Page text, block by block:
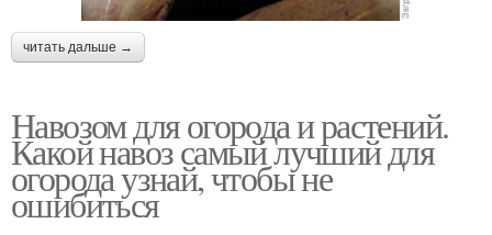
читать дальше →
Навозом для огорода и растений.
Какой навоз самый лучший для
огорода узнай, чтобы не
ошибиться